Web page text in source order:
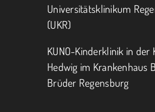
Universitätsklinikum
(UKR)
KUNO-Kinderklinik in der
Hedwig im Krankenhaus
Brüder Regensburg